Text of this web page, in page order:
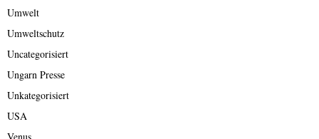
Umwelt
Umweltschutz
Uncategorisiert
Ungarn Presse
Unkategorisiert
USA